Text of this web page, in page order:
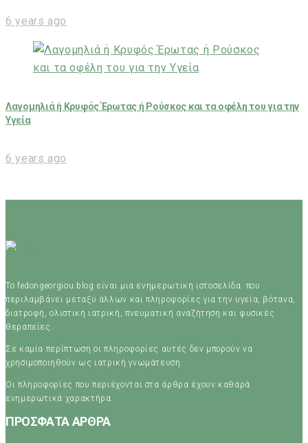
6 years ago
Λαγομηλιά ή Κρυφός Έρωτας ή Ρούσκος και τα οφέλη του για την
Υγεία
6 years ago
Το fedongeorgiou.blog είναι μια ενημερωτική ιστοσελίδα που
περιλαμβάνει μεταξύ άλλων και πληροφορίες για την υγεία, βότανα,
διατροφή, ολιστική ιατρική, πνευματική αναζήτηση και φυσικές
θεραπείες.
Σε καμία περίπτωση οι πληροφορίες αυτές δεν μπορούν να
χρησιμοποιηθούν ως ιατρική γνωμάτευση.
Οι πληροφορίες που περιέχονται στα άρθρα έχουν καθαρά
ενημερωτικά χαρακτήρα.
ΠΡΟΣΦΑΤΑ ΑΡΘΡΑ